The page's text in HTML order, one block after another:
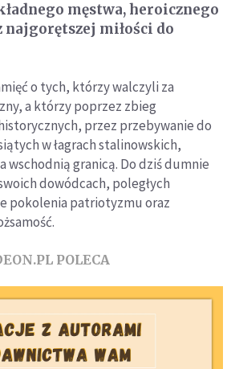
męstwa, heroicznego
najgorętszej miłości do
o tych, którzy walczyli za
a którzy poprzez zbieg
przez przebywanie do
w łagrach stalinowskich,
wschodnią granicą. Do dziś dumnie
dowódcach, poległych
pokolenia patriotyzmu oraz
POLECA